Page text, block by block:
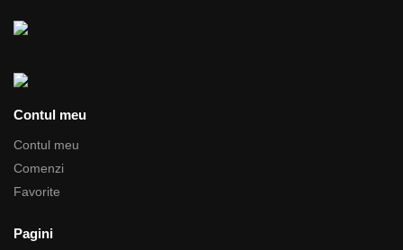
Contul meu
Contul meu
Comenzi
Favorite
Pagini